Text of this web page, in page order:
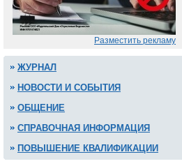
Разместить рекламу
ЖУРНАЛ
НОВОСТИ И СОБЫТИЯ
ОБЩЕНИЕ
СПРАВОЧНАЯ ИНФОРМАЦИЯ
ПОВЫШЕНИЕ КВАЛИФИКАЦИИ